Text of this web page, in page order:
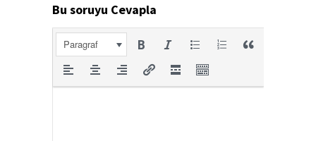
Bu soruyu Cevapla
Paragraf